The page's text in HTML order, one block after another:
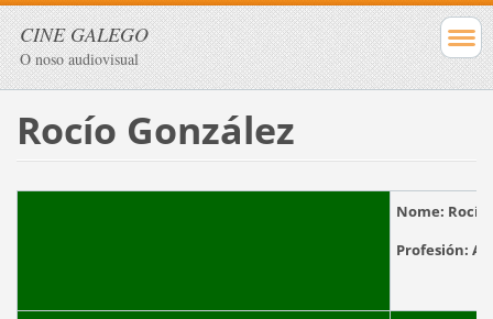
CINE GALEGO
O noso audiovisual
Rocío González
Nome: Rocío
Profesión: